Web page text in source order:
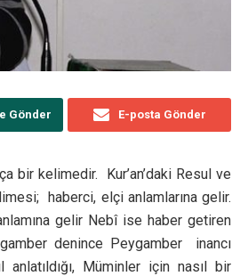
Gönder E-posta Gönder
bir kelimedir. Kur’an’daki Resul ve
haberci, elçi anlamlarına gelir.
gelir Nebî ise haber getiren
denince Peygamber inancı
Müminler için nasıl bir